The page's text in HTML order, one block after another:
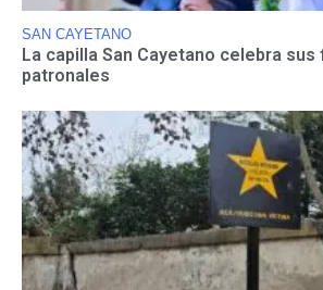
SAN CAYETANO
La capilla San Cayetano celebra
patronales